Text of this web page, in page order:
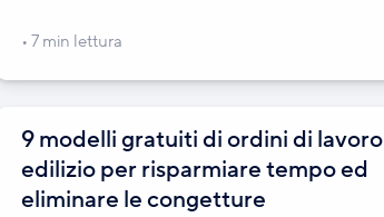
7 min lettura
9 modelli gratuiti di ordini di lavoro
edilizio per risparmiare tempo ed
eliminare le congetture